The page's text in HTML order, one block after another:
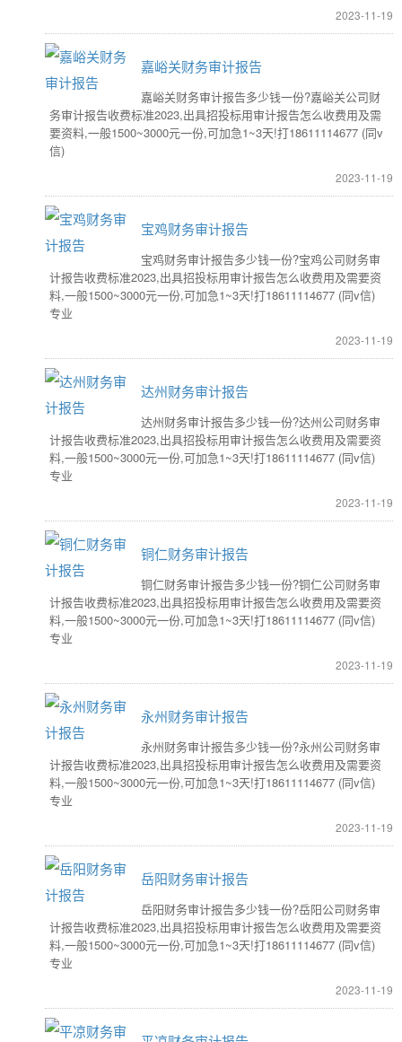
2023-11-19
嘉峪关财务审计报告
嘉峪关财务审计报告多少钱一份?嘉峪关公司财
务审计报告收费标准2023,出具招投标用审计报告怎么收费用及需
要资料,一般1500~3000元一份,可加急1~3天!打18611114677 (同v
信)
2023-11-19
宝鸡财务审计报告
宝鸡财务审计报告多少钱一份?宝鸡公司财务审
计报告收费标准2023,出具招投标用审计报告怎么收费用及需要资
料,一般1500~3000元一份,可加急1~3天!打18611114677 (同v信)
专业
2023-11-19
达州财务审计报告
达州财务审计报告多少钱一份?达州公司财务审
计报告收费标准2023,出具招投标用审计报告怎么收费用及需要资
料,一般1500~3000元一份,可加急1~3天!打18611114677 (同v信)
专业
2023-11-19
铜仁财务审计报告
铜仁财务审计报告多少钱一份?铜仁公司财务审
计报告收费标准2023,出具招投标用审计报告怎么收费用及需要资
料,一般1500~3000元一份,可加急1~3天!打18611114677 (同v信)
专业
2023-11-19
永州财务审计报告
永州财务审计报告多少钱一份?永州公司财务审
计报告收费标准2023,出具招投标用审计报告怎么收费用及需要资
料,一般1500~3000元一份,可加急1~3天!打18611114677 (同v信)
专业
2023-11-19
岳阳财务审计报告
岳阳财务审计报告多少钱一份?岳阳公司财务审
计报告收费标准2023,出具招投标用审计报告怎么收费用及需要资
料,一般1500~3000元一份,可加急1~3天!打18611114677 (同v信)
专业
2023-11-19